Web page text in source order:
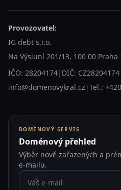
Provozovatel:
IG debt s.r.o.
Na Výsluní 201/13, 100 00 Praha
IČO: 28204174| DIČ: CZ28204174
info@domenovykral.cz | Tel.:
DOMÉNOVÝ SERVIS
Doménový přehled
Výběr nově zařazených a
e-mailu.